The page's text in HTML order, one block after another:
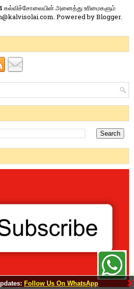
Follow Us On WhatsApp X
கல்விச்சோலையின் அனைத்து உரிமைகளும்
Powered byBlogger.